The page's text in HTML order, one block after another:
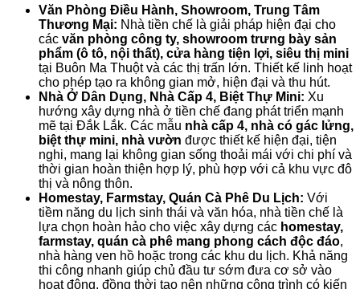
Văn Phòng Điều Hành, Showroom, Trung Tâm
Thương Mại: Nhà tiền chế là giải pháp hiện đại cho
các văn phòng công ty, showroom trưng bày sản
phẩm (ô tô, nội thất), cửa hàng tiện lợi, siêu thị mini
tại Buôn Ma Thuột và các thị trấn lớn. Thiết kế linh hoạt
cho phép tạo ra không gian mở, hiện đại và thu hút.
Nhà Ở Dân Dụng, Nhà Cấp 4, Biệt Thự Mini: Xu
hướng xây dựng nhà ở tiền chế đang phát triển mạnh
mẽ tại Đắk Lắk. Các mẫu nhà cấp 4, nhà có gác lửng,
biệt thự mini, nhà vườn được thiết kế hiện đại, tiện
nghi, mang lại không gian sống thoải mái với chi phí và
thời gian hoàn thiện hợp lý, phù hợp với cả khu vực đô
thị và nông thôn.
Homestay, Farmstay, Quán Cà Phê Du Lịch: Với
tiềm năng du lịch sinh thái và văn hóa, nhà tiền chế là
lựa chọn hoàn hảo cho việc xây dựng các homestay,
farmstay, quán cà phê mang phong cách độc đáo,
nhà hàng ven hồ hoặc trong các khu du lịch. Khả năng
thi công nhanh giúp chủ đầu tư sớm đưa cơ sở vào
hoạt động, đồng thời tạo nên những công trình có kiến